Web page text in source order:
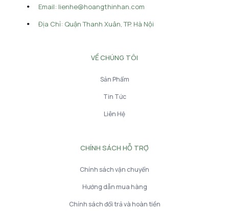
Email: lienhe@hoangthinhan.com
Địa Chỉ: Quận Thanh Xuân, TP. Hà Nội
VỀ CHÚNG TÔI
Sản Phẩm
Tin Tức
Liên Hệ
CHÍNH SÁCH HỖ TRỢ
Chính sách vận chuyển
Hướng dẫn mua hàng
Chính sách đổi trả và hoàn tiền